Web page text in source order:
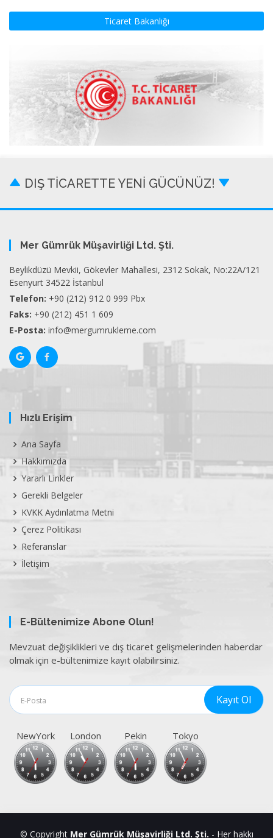
Ticaret Bakanlığı
DIŞ TİCARETTE YENİ GÜCÜNÜZ!
Mer Gümrük Müşavirliği Ltd. Şti.
Beylikdüzü Mevkii, Gökevler Mahallesi, 2312 Sokak, No:22A/121
Esenyurt 34522 İstanbul
Telefon: +90 (212) 912 0 999 Pbx
Faks: +90 (212) 451 1 609
E-Posta: info@mergumrukleme.com
Hızlı Erişim
Ana Sayfa
Hakkımızda
Yararlı Linkler
Gerekli Belgeler
KVKK Aydınlatma Metni
Çerez Politikası
Referanslar
İletişim
E-Bültenimize Abone Olun!
Mevzuat değişiklikleri ve dış ticaret gelişmelerinden haberdar
olmak için e-bültenimize kayıt olabilirsiniz.
NewYork London Pekin Tokyo
© Copyright Mer Gümrük Müşavirliği Ltd. Şti. - Her hakkı